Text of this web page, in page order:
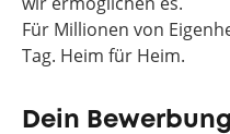
Für Millionen von
Tag. Heim für Heim.
Dein